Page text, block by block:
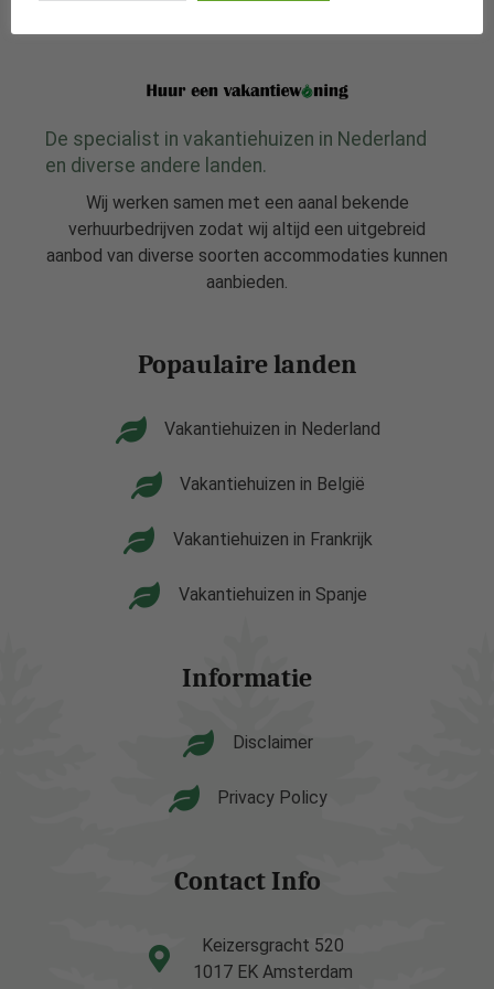
De specialist in vakantiehuizen in Nederland
en diverse andere landen.
Wij werken samen met een aanal bekende
verhuurbedrijven zodat wij altijd een uitgebreid
aanbod van diverse soorten accommodaties kunnen
aanbieden.
Popaulaire landen
Vakantiehuizen in Nederland
Vakantiehuizen in België
Vakantiehuizen in Frankrijk
Vakantiehuizen in Spanje
Informatie
Disclaimer
Privacy Policy
Contact Info
Keizersgracht 520
1017 EK Amsterdam